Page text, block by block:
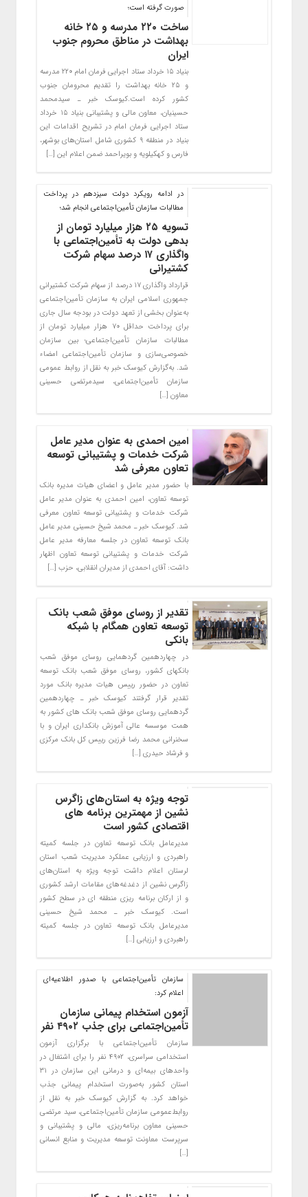
صورت گرفته است؛
ساخت ۲۲۰ مدرسه و ۲۵ خانه
بهداشت در مناطق محروم جنوب
ایران
بنیاد ۱۵ خرداد ستاد اجرایی فرمان امام ۲۲۰ مدرسه
و ۲۵ خانه بهداشت را تقدیم محرومان جنوب
کشور کرده است.کیوسک خبر ـ سیدمحمد
حسینیان، معاون مالی و پشتیبانی بنیاد ۱۵ خرداد
ستاد اجرایی فرمان امام در تشریح اقدامات این
بنیاد در منطقه ۹ کشوری شامل استان‌های بوشهر،
فارس و کهکیلویه و بویراحمد ضمن اعلام این […]
در ادامه رویکرد دولت سیزدهم در پرداخت
مطالبات سازمان تأمین‌اجتماعی انجام شد؛
تسویه ۲۵ هزار میلیارد تومان از
بدهی دولت به تأمین‌اجتماعی با
واگذاری ۱۷ درصد سهام شرکت
کشتیرانی
قرارداد واگذاری ۱۷ درصد از سهام شرکت کشتیرانی
جمهوری اسلامی ایران به سازمان تأمین‌اجتماعی
به‌عنوان بخشی از تعهد دولت در بودجه سال جاری
برای پرداخت حداقل ۷۰ هزار میلیارد تومان از
مطالبات سازمان تأمین‌اجتماعی؛ بین سازمان
خصوصی‌سازی و سازمان تأمین‌اجتماعی امضاء
شد. به‌گزارش کیوسک خبر به نقل از روابط عمومی
سازمان تأمین‌اجتماعی، سیدمرتضی حسینی
معاون […]
امین احمدی به عنوان مدیر عامل
شرکت خدمات و پشتیبانی توسعه
تعاون معرفی شد
با حضور مدیر عامل و اعضای هیات مدیره بانک
توسعه تعاون، امین احمدی به عنوان مدیر عامل
شرکت خدمات و پشتیبانی توسعه تعاون معرفی
شد. کیوسک خبر ـ محمد شیخ حسینی مدیر عامل
بانک توسعه تعاون در جلسه معارفه مدیر عامل
شرکت خدمات و پشتیبانی توسعه تعاون اظهار
داشت: آقای احمدی از مدیران انقلابی، حزب […]
تقدیر از روسای موفق شعب بانک
توسعه تعاون همگام با شبکه
بانکی
در چهاردهمین گردهمایی روسای موفق شعب
بانکهای کشور، روسای موفق شعب بانک توسعه
تعاون در حضور رییس هیات مدیره بانک مورد
تقدیر قرار گرفتند کیوسک خبر ـ چهاردهمین
گردهمایی روسای موفق شعب بانک های کشور به
همت موسسه عالی آموزش بانکداری ایران و با
سخنرانی محمد رضا فرزین رییس کل بانک مرکزی
و فرشاد حیدری […]
توجه ویژه به استان‌های زاگرس
نشین از مهمترین برنامه های
اقتصادی کشور است
مدیرعامل بانک توسعه تعاون در جلسه کمیته
راهبردی و ارزیابی عملکرد مدیریت شعب استان
لرستان اعلام داشت توجه ویژه به استان‌های
زاگرس نشین از دغدغه‌های مقامات ارشد کشوری
و از ارکان برنامه ریزی منطقه ای در سطح کشور
است. کیوسک خبر ـ محمد شیخ حسینی
مدیرعامل بانک توسعه تعاون در جلسه کمیته
راهبردی و ارزیابی […]
سازمان تأمین‌اجتماعی با صدور اطلاعیه‌ای
اعلام کرد:
آزمون استخدام پیمانی سازمان
تأمین‌اجتماعی برای جذب ۴۹۰۲ نفر
سازمان تأمین‌اجتماعی با برگزاری آزمون
استخدامی سراسری، ۴۹۰۲ نفر را برای اشتغال در
واحدهای بیمه‌ای و درمانی این سازمان در ۳۱
استان کشور به‌صورت استخدام پیمانی جذب
خواهد کرد. به گزارش کیوسک خبر به نقل از
روابط‌عمومی سازمان تأمین‌اجتماعی، سید مرتضی
حسینی معاون برنامه‌ریزی، مالی و پشتیبانی و
سرپرست معاونت توسعه مدیریت و منابع انسانی
[…]